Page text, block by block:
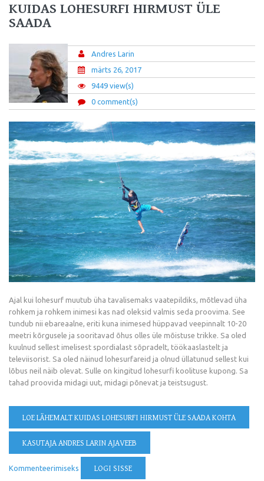
KUIDAS LOHESURFI HIRMUST ÜLE
SAADA
Andres Larin
märts 26, 2017
9449 view(s)
0 comment(s)
Ajal kui lohesurf muutub üha tavalisemaks vaatepildiks, mõtlevad üha
rohkem ja rohkem inimesi kas nad oleksid valmis seda proovima. See
tundub nii ebareaalne, eriti kuna inimesed hüppavad veepinnalt 10-20
meetri kõrgusele ja sooritavad õhus olles üle mõistuse trikke. Sa oled
kuulnud sellest imelisest spordialast sõpradelt, töökaaslastelt ja
televiisorist. Sa oled näinud lohesurfareid ja olnud üllatunud sellest kui
lõbus neil näib olevat. Sulle on kingitud lohesurfi koolituse kupong. Sa
tahad proovida midagi uut, midagi põnevat ja teistsugust.
LOE LÄHEMALTKUIDAS LOHESURFI HIRMUST ÜLE SAADA KOHTA
KASUTAJA ANDRES LARIN AJAVEEB
Kommenteerimiseks LOGI SISSE